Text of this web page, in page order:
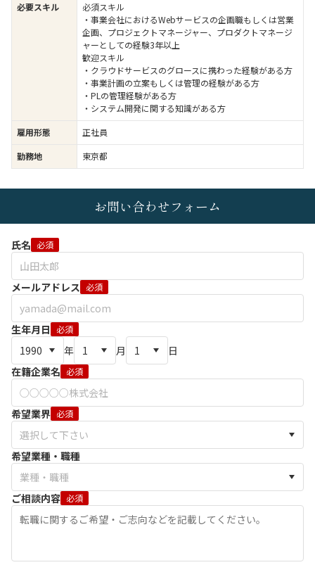
必要スキル
必須スキル
・事業会社におけるWebサービスの企画職もしくは営業
企画、プロジェクトマネージャー、プロダクトマネージ
ャーとしての経験3年以上
歓迎スキル
・クラウドサービスのグロースに携わった経験がある方
・事業計画の立案もしくは管理の経験がある方
・PLの管理経験がある方
・システム開発に関する知識がある方
雇用形態
正社員
勤務地
東京都
お問い合わせフォーム
氏名 必須
メールアドレス 必須
生年月日 必須
年 月
日
在籍企業名 必須
希望業界 必須
希望業種・職種
ご相談内容 必須